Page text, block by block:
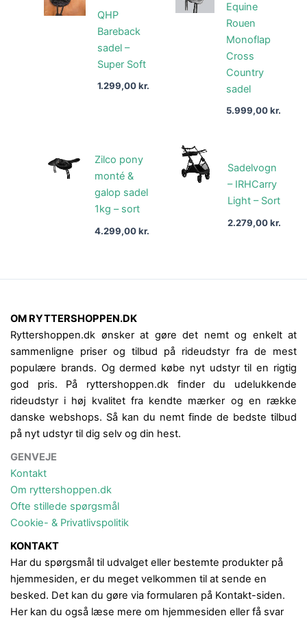
QHP
Bareback
sadel –
Super Soft
1.299,00kr.
Equine
Rouen
Monoflap
Cross
Country
sadel
5.999,00kr.
Zilco pony
monté &
galop sadel
1kg – sort
4.299,00kr.
Sadelvogn
– IRHCarry
Light – Sort
2.279,00kr.
OM RYTTERSHOPPEN.DK
Ryttershoppen.dk ønsker at gøre det nemt og enkelt at
sammenligne priser og tilbud på rideudstyr fra de mest
populære brands. Og dermed købe nyt udstyr til en rigtig
god pris. På ryttershoppen.dk finder du udelukkende
rideudstyr i høj kvalitet fra kendte mærker og en række
danske webshops. Så kan du nemt finde de bedste tilbud
på nyt udstyr til dig selv og din hest.
GENVEJE
Kontakt
Om ryttershoppen.dk
Ofte stillede spørgsmål
Cookie- & Privatlivspolitik
KONTAKT
Har du spørgsmål til udvalget eller bestemte produkter på
hjemmesiden, er du meget velkommen til at sende en
besked. Det kan du gøre via formularen på Kontakt-siden.
Her kan du også læse mere om hjemmesiden eller få svar